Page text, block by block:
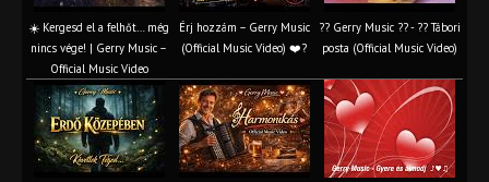
☀️ Kergesd el a felhőt… még
nincs vége! | Gerry Music –
Official Music Video
Érj hozzám – Gerry Music
(Official Music Video) ❤️?
?? Gerry Music ?? - ?? Tábori
posta (Official Music Video)